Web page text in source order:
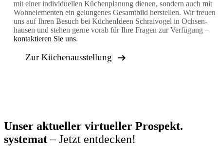
mit einer in­di­vi­du­el­len Küchen­pla­nung dienen, sondern auch mit
Wohn­ele­men­ten ein ge­lungen­es Gesamtbild her­stel­len. Wir freuen
uns auf Ihren Besuch bei KüchenIdeen Schraivogel in Ochsen­
hausen und stehen gerne vorab für Ihre Fragen zur Ver­fügung –
kontaktieren Sie uns.
Zur Küchenausstellung 
Unser aktueller virtueller Prospekt.
systemat– Jetzt entdecken!